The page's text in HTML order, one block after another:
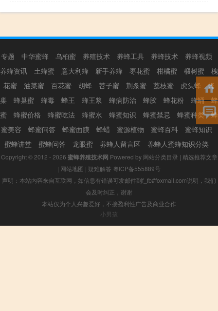
专题 中华蜜蜂 乌桕蜜 养殖技术 养蜂工具 养蜂技术
养蜂视频
养蜂资讯
土蜂蜜 意大利蜂 新手养蜂 枣花蜜 柑橘蜜 椴树蜜
槐
花蜜
油菜蜜 百花蜜 胡蜂 苕子蜜 荆条蜜 荔枝蜜 虎头蜂
蜂
巢
蜂巢蜜 蜂毒 蜂王 蜂王浆 蜂病防治 蜂胶 蜂花粉 蜂蛹
蜂
蜜
蜂蜜价格 蜂蜜吃法 蜂蜜水 蜂蜜知识 蜂蜜禁忌 蜂蜜种类
蜂
蜜美容
蜂蜜问答 蜂蜜面膜 蜂蜡 蜜源植物 蜜蜂百科
蜜蜂知识
蜜蜂讲堂
蜜蜂问答 龙眼蜜 养蜂人留言区 养蜂人蜜蜂知识分类
Copyright © 2012 - 2026 蜜蜂养殖技术网 Powered by 网站分类目录 | 精选推荐文章
| 网站地图 | 疑难解答 粤ICP备555889号
声明：本站内容来自互联网，如信息有错误可发邮件到f_fb#foxmail.com说明，我们
会及时纠正，谢谢
本站仅为个人兴趣爱好，不接盈利性广告及商业合作
小男孩